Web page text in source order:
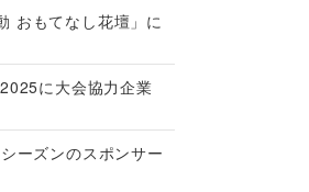
おもてなし花壇」に
に大会協力企業
ーズンのスポンサー